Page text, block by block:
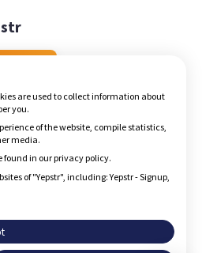
are used to collect information about
you.
of the website, compile statistics,
media.
found in our privacy policy.
of "Yepstr", including: Yepstr - Signup,